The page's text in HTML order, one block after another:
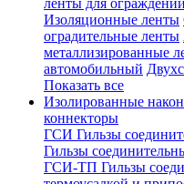
ленты для ограждений
Изоляционные ленты
оградительные ленты
металлизированные
автомобильный
Показать все
Изолированные
коннекторы
ГСИ Гильзы
Гильзы
ГСИ-ТП Гильзы